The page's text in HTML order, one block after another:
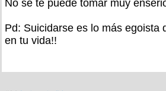
No se te puede tomar muy
Pd: Suicidarse es lo más egoista
en tu vida!!